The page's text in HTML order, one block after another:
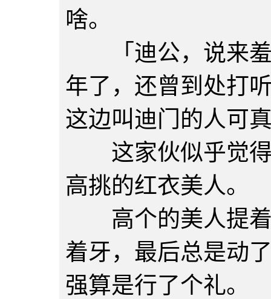
啥。
「迪公，说来羞
年了，还曾到处打
这边叫迪门的人可
这家伙似乎觉得
高挑的红衣美人。
高个的美人提着
着牙，最后总是动
强算是行了个礼。